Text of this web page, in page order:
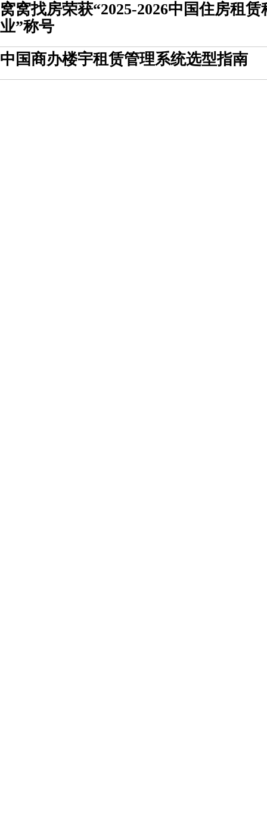
窝窝找房荣获“2025-2026中国住房租
业”称号
中国商办楼宇租赁管理系统选型指南